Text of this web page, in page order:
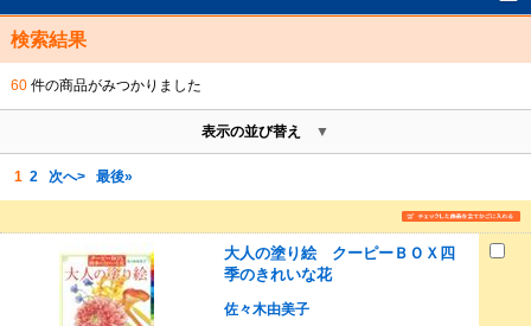
検索結果
60件の商品がみつかりました
表示の並び替え
1 2 次へ> 最後»
大人の塗り絵 クーピーＢＯＸ四
季のきれいな花
佐々木由美子